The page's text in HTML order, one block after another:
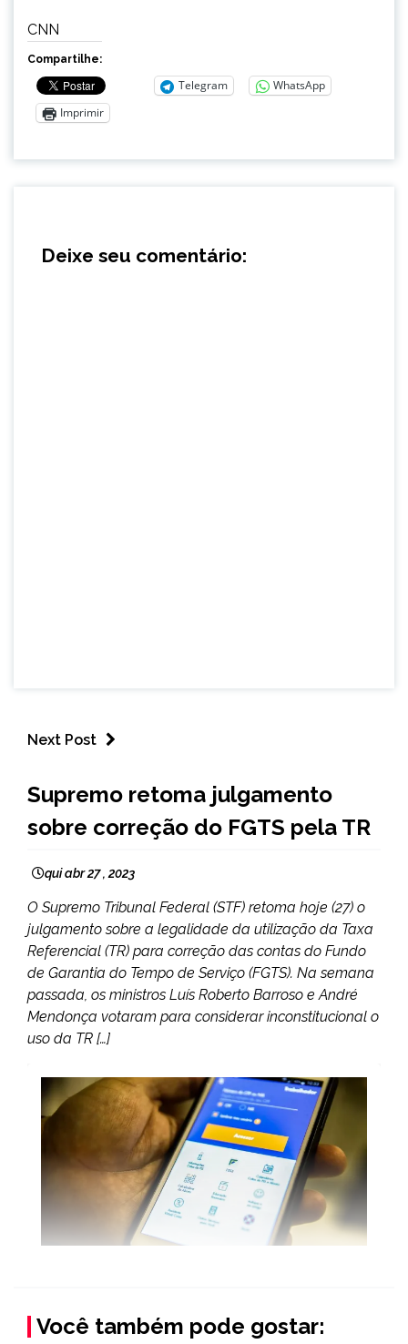
CNN
Compartilhe:
Telegram
WhatsApp
Imprimir
Deixe seu comentário:
Next Post
NOTÍCIAS
Supremo retoma julgamento
sobre correção do FGTS pela TR
qui abr 27 , 2023
O Supremo Tribunal Federal (STF) retoma hoje (27) o
julgamento sobre a legalidade da utilização da Taxa
Referencial (TR) para correção das contas do Fundo
de Garantia do Tempo de Serviço (FGTS). Na semana
passada, os ministros Luís Roberto Barroso e André
Mendonça votaram para considerar inconstitucional o
uso da TR […]
Você também pode gostar: